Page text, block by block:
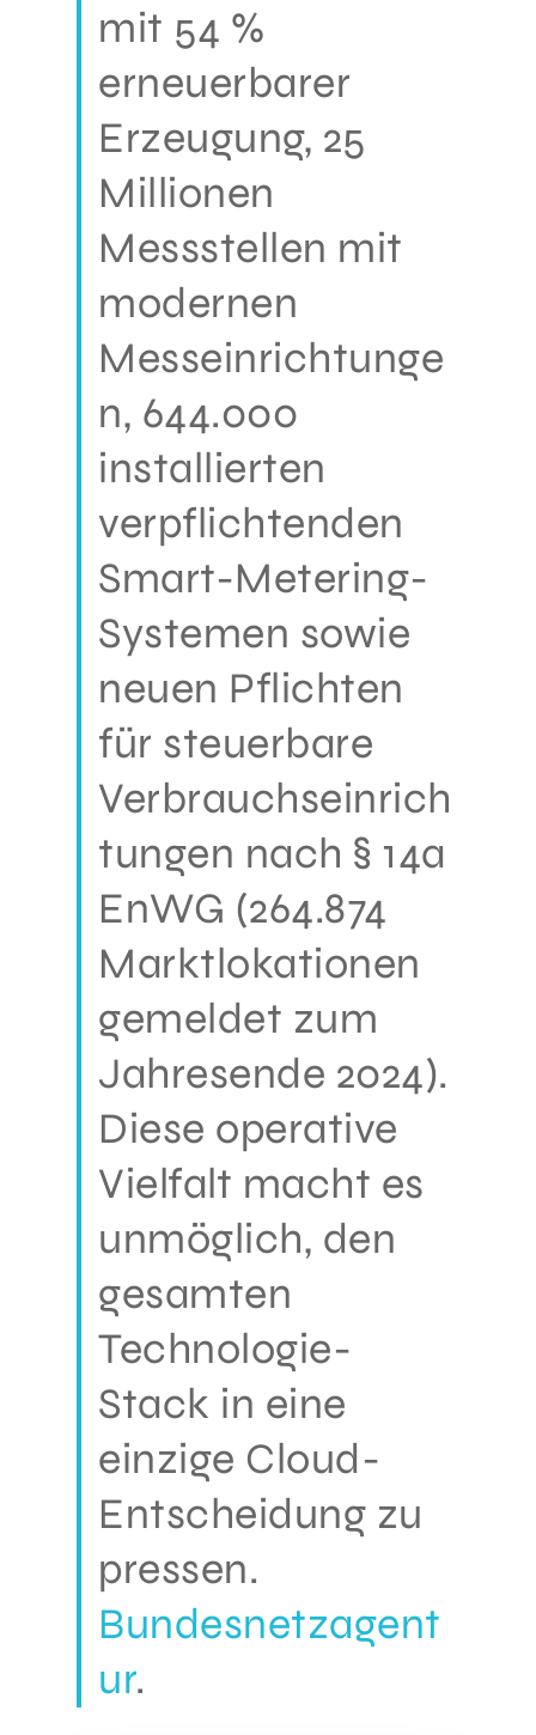
mit 54 %
erneuerbarer
Erzeugung, 25
Millionen
Messstellen mit
modernen
Messeinrichtunge
n, 644.000
installierten
verpflichtenden
Smart-Metering-
Systemen sowie
neuen Pflichten
für steuerbare
Verbrauchseinrich
tungen nach § 14a
EnWG (264.874
Marktlokationen
gemeldet zum
Jahresende 2024).
Diese operative
Vielfalt macht es
unmöglich, den
gesamten
Technologie-
Stack in eine
einzige Cloud-
Entscheidung zu
pressen.
Bundesnetzagent
ur.